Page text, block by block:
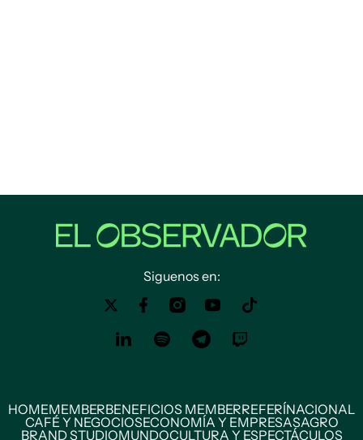
Siguenos en:
HOMEMEMBERBENEFICIOS MEMBERREFERÍNACIONAL
CAFÉ Y NEGOCIOSECONOMÍA Y EMPRESASAGRO
BRAND STUDIOMUNDOCULTURA Y ESPECTÁCULOS